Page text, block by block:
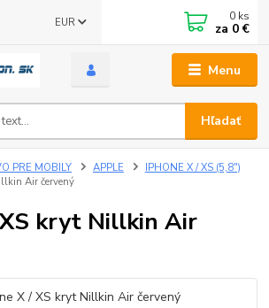
Menu
EUR
Hľadať
0 ks
za 0 €
PRE MOBILY APPLE
IPHONE X / XS (5,8")
Air červený
kryt Nillkin Air